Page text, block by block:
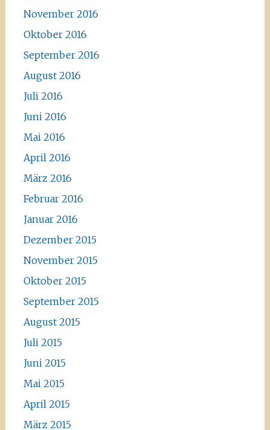
November 2016
Oktober 2016
September 2016
August 2016
Juli 2016
Juni 2016
Mai 2016
April 2016
März 2016
Februar 2016
Januar 2016
Dezember 2015
November 2015
Oktober 2015
September 2015
August 2015
Juli 2015
Juni 2015
Mai 2015
April 2015
März 2015